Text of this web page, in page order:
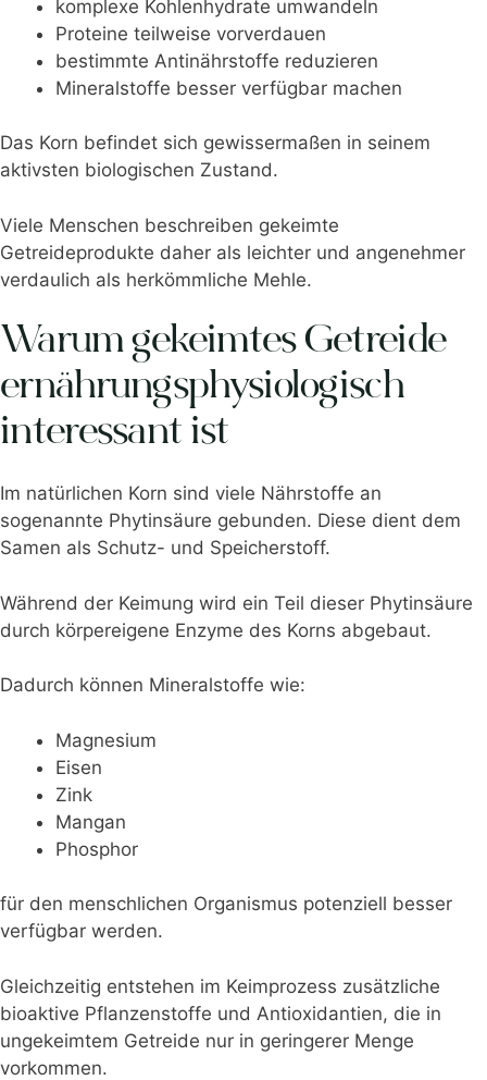
komplexe Kohlenhydrate umwandeln
Proteine teilweise vorverdauen
bestimmte Antinährstoffe reduzieren
Mineralstoffe besser verfügbar machen
Das Korn befindet sich gewissermaßen in seinem
aktivsten biologischen Zustand.
Viele Menschen beschreiben gekeimte
Getreideprodukte daher als leichter und angenehmer
verdaulich als herkömmliche Mehle.
Warum gekeimtes Getreide
ernährungsphysiologisch
interessant ist
Im natürlichen Korn sind viele Nährstoffe an
sogenannte Phytinsäure gebunden. Diese dient dem
Samen als Schutz- und Speicherstoff.
Während der Keimung wird ein Teil dieser Phytinsäure
durch körpereigene Enzyme des Korns abgebaut.
Dadurch können Mineralstoffe wie:
Magnesium
Eisen
Zink
Mangan
Phosphor
für den menschlichen Organismus potenziell besser
verfügbar werden.
Gleichzeitig entstehen im Keimprozess zusätzliche
bioaktive Pflanzenstoffe und Antioxidantien, die in
ungekeimtem Getreide nur in geringerer Menge
vorkommen.